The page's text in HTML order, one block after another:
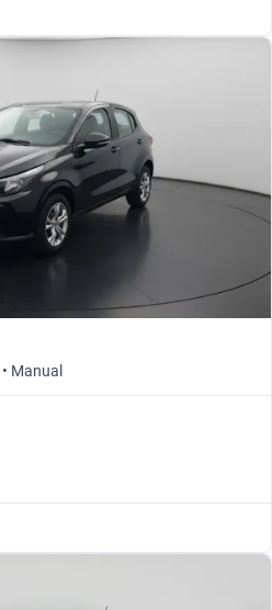
Manual